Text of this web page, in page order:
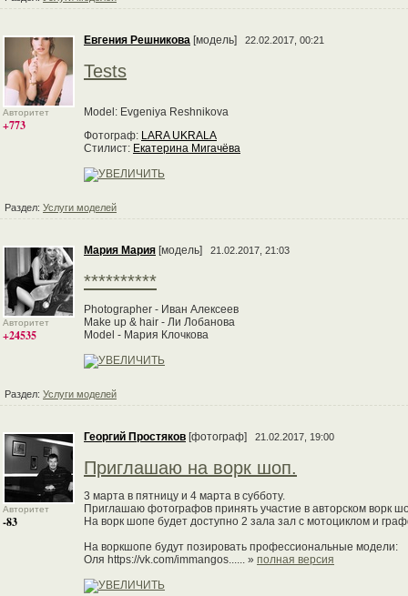
Авторитет
+773
Евгения Решникова [модель] 22.02.2017, 00:21
Tests
Model: Evgeniya Reshnikova
Фотограф: LARA UKRALA
Стилист: Екатерина Мигачёва
Раздел: Услуги моделей
Авторитет
+24535
Мария Мария [модель] 21.02.2017, 21:03
**********
Photographer - Иван Алексеев
Make up & hair - Ли Лобанова
Model - Мария Клочкова
Раздел: Услуги моделей
Авторитет
-83
Георгий Простяков [фотограф] 21.02.2017, 19:00
Приглашаю на ворк шоп.
3 марта в пятницу и 4 марта в субботу.
Приглашаю фотографов принять участие в авторском ворк
На ворк шопе будет доступно 2 зала зал с мотоциклом и
На воркшопе будут позировать профессиональные модели:
Оля https://vk.com/immangos...... » полная версия